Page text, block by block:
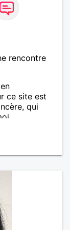
rencontre
ce site est
qui